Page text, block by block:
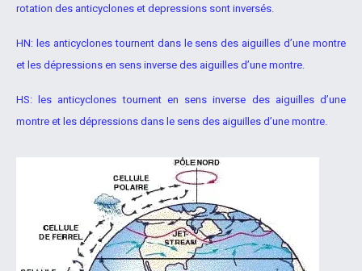
rotation des anticyclones et depressions sont inversés.
HN: les anticyclones tournent dans le sens des aiguilles d’une montre
et les dépressions en sens inverse des aiguilles d’une montre.
HS: les anticyclones tournent en sens inverse des aiguilles d’une
montre et les dépressions dans le sens des aiguilles d’une montre.